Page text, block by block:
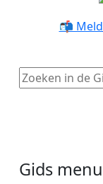
📬
Zoeken in de
Gids menu